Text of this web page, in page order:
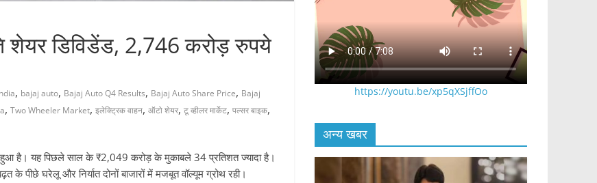
शेयर डिविडेंड, 2,746 करोड़ रुपये
, bajaj auto, Bajaj Auto Q4 Results, Bajaj Auto Share Price, Bajaj
, Two Wheeler Market, इलेक्ट्रिक वाहन, ऑटो शेयर, टू व्हीलर मार्केट, पल्सर बाइक,
हुआ है। यह पिछले साल के ₹2,049 करोड़ के मुकाबले 34 प्रतिशत ज्यादा है।
पीछे घरेलू और निर्यात दोनों बाजारों में मजबूत वॉल्यूम ग्रोथ रही।
https://youtu.be/xp5qXSjffOo
अन्य खबर